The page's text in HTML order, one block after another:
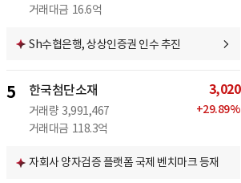
거래대금 16.6억
Sh수협은행, 상상인증권 인수 추진
5 한국첨단소재
거래량 3,991,467
거래대금 118.3억
3,020
+29.89%
자회사 양자검증 플랫폼 국제 벤치마크 등재